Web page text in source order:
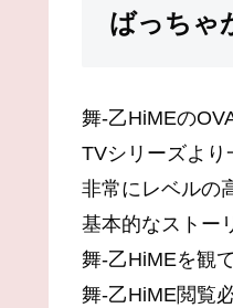
ばっちゃ
舞-乙HiMEの
TVシリーズよ
非常にレベルの
基本的なストー
舞-乙HiMEを観
舞-乙HiME閲覧